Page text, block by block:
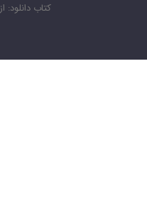
کتاب دانلود: از 1391 تا کنون - تمامی حقوق محفوظ است